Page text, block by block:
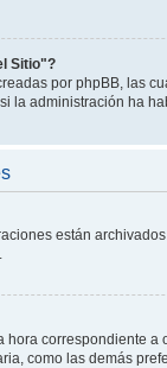
Sitio"?
por phpBB, las
la administración ha
están
correspondiente
como las demás